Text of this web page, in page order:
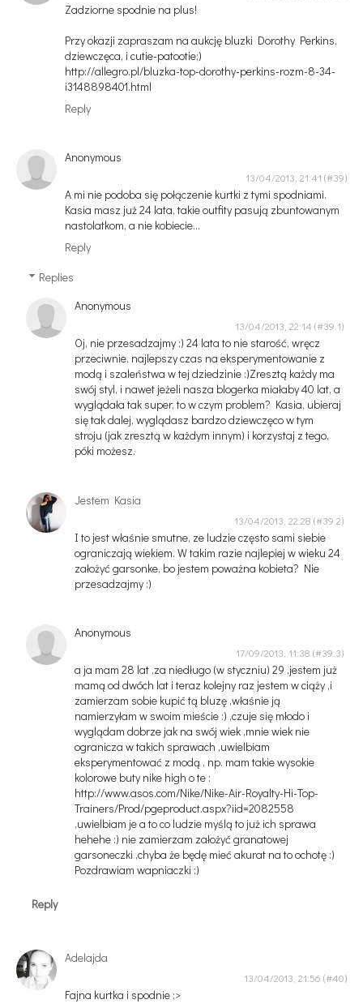
Zadziorne spodnie na plus!
Przy okazji zapraszam na aukcję bluzki Dorothy Perkins,
dziewczęca, i cutie-patootie;)
http://allegro.pl/bluzka-top-dorothy-perkins-rozm-8-34-
i3148898401.html
Reply
Anonymous
13/04/2013, 21:41
A mi nie podoba się połączenie kurtki z tymi spodniami.
Kasia masz już 24 lata, takie outfity pasują zbuntowanym
nastolatkom, a nie kobiecie...
Reply
Replies
Anonymous
13/04/2013, 22:14
Oj, nie przesadzajmy :) 24 lata to nie starość, wręcz
przeciwnie, najlepszy czas na eksperymentowanie z
modą i szaleństwa w tej dziedzinie :)Zresztą każdy ma
swój styl, i nawet jeżeli nasza blogerka miałaby 40 lat, a
wyglądała tak super, to w czym problem? Kasia, ubieraj
się tak dalej, wyglądasz bardzo dziewczęco w tym
stroju (jak zresztą w każdym innym) i korzystaj z tego,
póki możesz.
Jestem Kasia
13/04/2013, 22:28
I to jest właśnie smutne, ze ludzie często sami siebie
ograniczają wiekiem. W takim razie najlepiej w wieku 24
założyć garsonke, bo jestem poważna kobieta? Nie
przesadzajmy :)
Anonymous
17/09/2013, 11:38
a ja mam 28 lat ,za niedługo (w styczniu) 29 ,jestem już
mamą od dwóch lat i teraz kolejny raz jestem w ciąży ,i
zamierzam sobie kupić tą bluzę ,właśnie ją
namierzyłam w swoim mieście :) ,czuje się młodo i
wyglądam dobrze jak na swój wiek ,mnie wiek nie
ogranicza w takich sprawach ,uwielbiam
eksperymentować z modą , np. mam takie wysokie
kolorowe buty nike high o te :
http://www.asos.com/Nike/Nike-Air-Royalty-Hi-Top-
Trainers/Prod/pgeproduct.aspx?iid=2082558
,uwielbiam je a to co ludzie myślą to już ich sprawa
hehehe :) nie zamierzam założyć granatowej
garsoneczki ,chyba że będę mieć akurat na to ochotę :)
Pozdrawiam wapniaczki ;)
Reply
Adelajda
13/04/2013, 21:56
Fajna kurtka i spodnie ;>